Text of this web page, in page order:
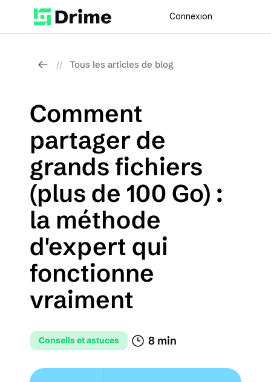
Connexion
// Tous les articles de blog
Conseils et astuces 8 min
Comment
partager de
grands fichiers
(plus de 100 Go) :
la méthode
d'expert qui
fonctionne
vraiment